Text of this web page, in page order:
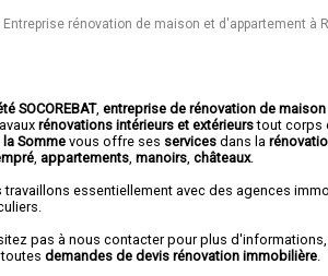
Entreprise rénovation de maison et d'appartement à
SOCOREBAT,entreprise de rénovation de
rénovations intérieurs et extérieurstout corps
la Sommevous offre ses services dans la
appartements ,manoirs ,châteaux.
travaillons essentiellement avec des agences
pas à nous contacter pour plus
toutesdemandes de devis rénovation immobilière